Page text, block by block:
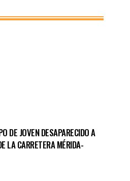
DE JOVEN DESAPARECIDO A
LA CARRETERA MÉRIDA-